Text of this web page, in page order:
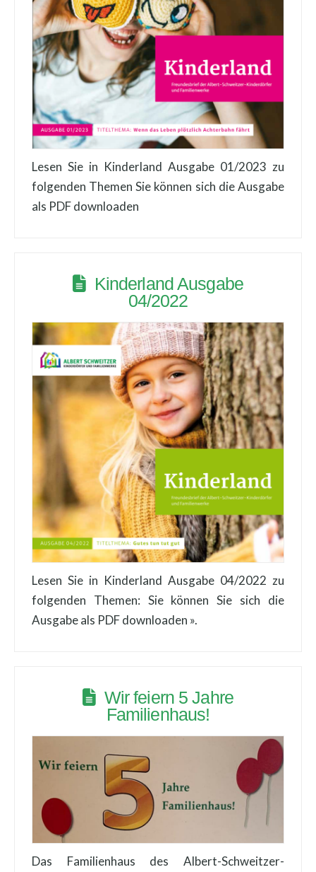
Lesen Sie in Kinderland Ausgabe 01/2023 zu
folgenden Themen Sie können sich die Ausgabe
als PDF downloaden
Kinderland Ausgabe
04/2022
Lesen Sie in Kinderland Ausgabe 04/2022 zu
folgenden Themen: Sie können Sie sich die
Ausgabe als PDF downloaden ».
Wir feiern 5 Jahre
Familienhaus!
Das Familienhaus des Albert-Schweitzer-